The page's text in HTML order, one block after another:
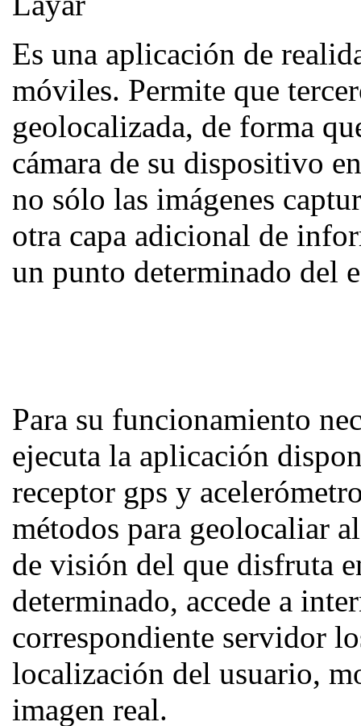
Es una aplicación de
móviles. Permite que
geolocalizada, de forma
cámara de su dispositivo
no sólo las imágenes
otra capa adicional de
un punto determinado del
Para su funcionamiento
ejecuta la aplicación
receptor gps y
métodos para geolocaliar
de visión del que disfruta
determinado, accede a
correspondiente servidor
localización del usuario,
imagen real.